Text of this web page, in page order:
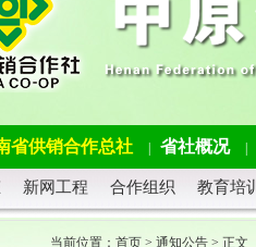
省供销合作总社 省社概况
新网工程 合作组织 教育培训
当前位置： 首页 > 通知公告 > 正文